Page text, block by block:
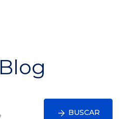
Blog
BUSCAR